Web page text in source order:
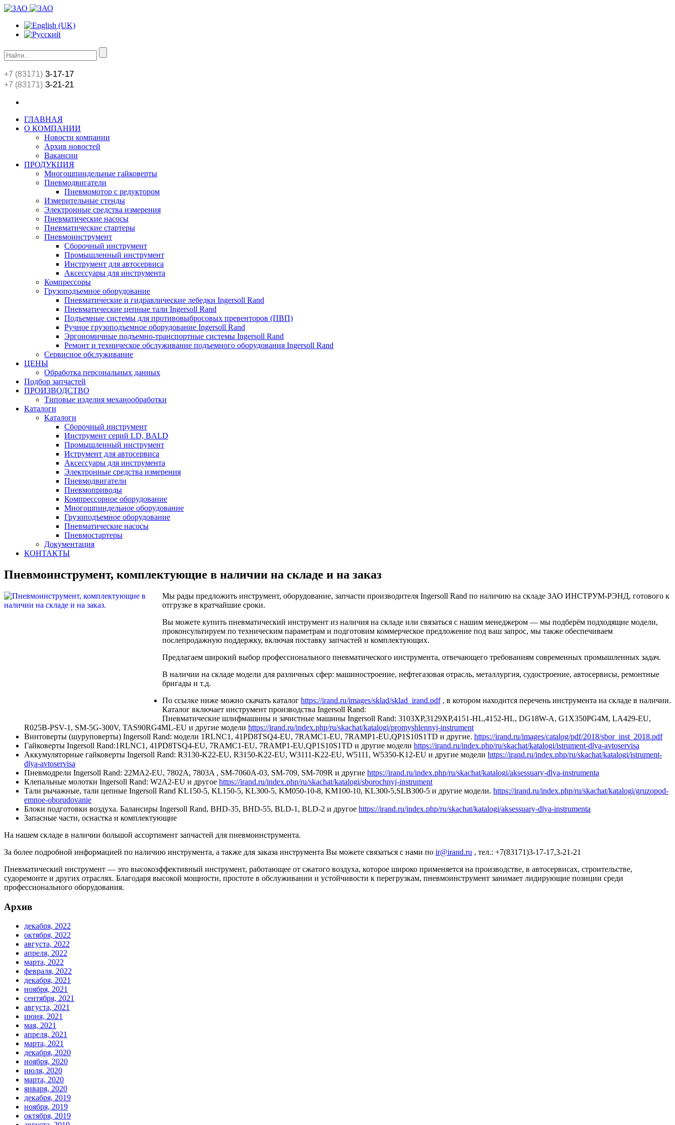
+7 (83171) 3-17-17
+7 (83171) 3-21-21
ГЛАВНАЯ
О КОМПАНИИ
Новости компании
Архив новостей
Вакансии
ПРОДУКЦИЯ
Многошпиндельные гайковерты
Пневмодвигатели
Пневмомотор с редуктором
Измерительные стенды
Электронные средства измерения
Пневматические насосы
Пневматические стартеры
Пневмоинструмент
Сборочный инструмент
Промышленный инструмент
Инструмент для автосервиса
Аксессуары для инструмента
Компрессоры
Грузоподъемное оборудование
Пневматические и гидравлические лебедки Ingersoll Rand
Пневматические цепные тали Ingersoll Rand
Подъемные системы для противовыбросовых превенторов (ПВП)
Ручное грузоподъемное оборудование Ingersoll Rand
Эргономичные подъемно-транспортные системы Ingersoll Rand
Ремонт и техническое обслуживание подъемного оборудования Ingersoll Rand
Сервисное обслуживание
ЦЕНЫ
Обработка персональных данных
Подбор запчастей
ПРОИЗВОДСТВО
Типовые изделия механообработки
Каталоги
Каталоги
Сборочный инструмент
Инструмент серий LD, BALD
Промышленный инструмент
Иструмент для автосервиса
Аксессуары для инструмента
Электронные средства измерения
Пневмодвигатели
Пневмоприводы
Компрессорное оборудование
Многошпиндельное оборудование
Грузоподъемное оборудование
Пневматические насосы
Пневмостартеры
Документация
КОНТАКТЫ
Пневмоинструмент, комплектующие в наличии на складе и на заказ
Мы рады предложить инструмент, оборудование, запчасти производителя Ingersoll Rand по наличию на складе ЗАО ИНСТРУМ-РЭНД, готового к
отгрузке в кратчайшие сроки.
Вы можете купить пневматический инструмент из наличия на складе или связаться с нашим менеджером — мы подберём подходящие модели,
проконсультируем по техническим параметрам и подготовим коммерческое предложение под ваш запрос, мы также обеспечиваем
послепродажную поддержку, включая поставку запчастей и комплектующих.
Предлагаем широкий выбор профессионального пневматического инструмента, отвечающего требованиям современных промышленных задач.
В наличии на складе модели для различных сфер: машиностроение, нефтегазовая отрасль, металлургия, судостроение, автосервисы, ремонтные
бригады и т.д.
По ссылке ниже можно скачать каталог https://irand.ru/images/sklad/sklad_irand.pdf, в котором находится перечень инструмента на складе в наличии.
Каталог включает инструмент производства Ingersoll Rand:
Пневматические шлифмашины и зачистные машины Ingersoll Rand: 3103XP,3129XP,4151-HL,4152-HL, DG18W-A, G1X350PG4M, LA429-EU,
R025B-PSV-1, SM-5G-300V, TAS90RG4ML-EU и другие модели https://irand.ru/index.php/ru/skachat/katalogi/promyshlennyj-instrument
Винтоверты (шуруповерты) Ingersoll Rand: модели 1RLNC1, 41PD8TSQ4-EU, 7RAMC1-EU, 7RAMP1-EU,QP1S10S1TD и другие. https://irand.ru/images/catalog/pdf/2018/sbor_inst_2018.pdf
Гайковерты Ingersoll Rand:1RLNC1, 41PD8TSQ4-EU, 7RAMC1-EU, 7RAMP1-EU,QP1S10S1TD и другие модели https://irand.ru/index.php/ru/skachat/katalogi/istrument-dlya-avtoservisa
Аккумуляторные гайковерты Ingersoll Rand: R3130-K22-EU, R3150-K22-EU, W3111-K22-EU, W5111, W5350-K12-EU и другие модели https://irand.ru/index.php/ru/skachat/katalogi/istrument-
dlya-avtoservisa
Пневмодрели Ingersoll Rand: 22MA2-EU, 7802A, 7803A , SM-7060A-03, SM-709, SM-709R и другие https://irand.ru/index.php/ru/skachat/katalogi/aksessuary-dlya-instrumenta
Клепальные молотки Ingersoll Rand: W2A2-EU и другое https://irand.ru/index.php/ru/skachat/katalogi/sborochnyj-instrument
Тали рычажные, тали цепные Ingersoll Rand KL150-5, KL150-5, KL300-5, KM050-10-8, KM100-10, KL300-5,SLB300-5 и другие модели. https://irand.ru/index.php/ru/skachat/katalogi/gruzopod-
emnoe-oborudovanie
Блоки подготовки воздуха. Балансиры Ingersoll Rand, BHD-35, BHD-55, BLD-1, BLD-2 и другое https://irand.ru/index.php/ru/skachat/katalogi/aksessuary-dlya-instrumenta
Запасные части, оснастка и комплектующие
На нашем складе в наличии большой ассортимент запчастей для пневмоинструмента.
За более подробной информацией по наличию инструмента, а также для заказа инструмента Вы можете связаться с нами по ir@irand.ru , тел.: +7(83171)3-17-17,3-21-21
Пневматический инструмент — это высокоэффективный инструмент, работающее от сжатого воздуха, которое широко применяется на производстве, в автосервисах, строительстве,
судоремонте и других отраслях. Благодаря высокой мощности, простоте в обслуживании и устойчивости к перегрузкам, пневмоинструмент занимает лидирующие позиции среди
профессионального оборудования.
Архив
декабря, 2022
октября, 2022
августа, 2022
апреля, 2022
марта, 2022
февраля, 2022
декабря, 2021
ноября, 2021
сентября, 2021
августа, 2021
июня, 2021
мая, 2021
апреля, 2021
марта, 2021
декабря, 2020
ноября, 2020
июля, 2020
марта, 2020
января, 2020
декабря, 2019
ноября, 2019
октября, 2019